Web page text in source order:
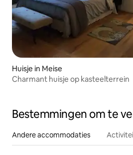
Huisje in Meise
Charmant huisje op kasteelterrein
Bestemmingen om te
Andere accommodaties